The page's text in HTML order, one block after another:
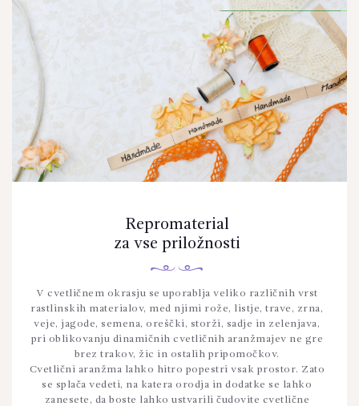
Repromaterial
za vse priložnosti
V cvetličnem okrasju se uporablja veliko različnih vrst
rastlinskih materialov, med njimi rože, listje, trave, zrna,
veje, jagode, semena, oreščki, storži, sadje in zelenjava,
pri oblikovanju dinamičnih cvetličnih aranžmajev ne gre
brez trakov, žic in ostalih pripomočkov.
Cvetlični aranžma lahko hitro popestri vsak prostor. Zato
se splača vedeti, na katera orodja in dodatke se lahko
zanesete, da boste lahko ustvarili čudovite cvetlične